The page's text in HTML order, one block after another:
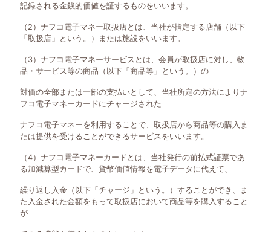
記録される金銭的価値を証するものをいいます。
（2）ナフコ電子マネー取扱店とは、当社が指定する店舗（以下
「取扱店」という。）または施設をいいます。
（3）ナフコ電子マネーサービスとは、会員が取扱店に対し、物
品・サービス等の商品（以下「商品等」という。）の
対価の全部または一部の支払いとして、当社所定の方法によりナ
フコ電子マネーカードにチャージされた
ナフコ電子マネーを利用することで、取扱店から商品等の購入ま
たは提供を受けることができるサービスをいいます。
（4）ナフコ電子マネーカードとは、当社発行の前払式証票であ
る加減算型カードで、貨幣価値情報を電子データに代えて、
繰り返し入金（以下「チャージ」という。）することができ、ま
た入金された金額をもって取扱店において商品等を購入すること
が